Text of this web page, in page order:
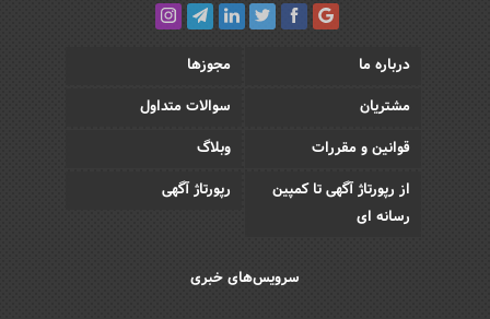
درباره ما
مجوزها
مشتریان
سوالات متداول
قوانین و مقررات
وبلاگ
از رپورتاژ آگهی تا کمپین
رسانه ای
رپورتاژ آگهی
سرویس‌های خبری